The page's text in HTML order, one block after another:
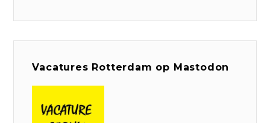
Vacatures Rotterdam op Mastodon